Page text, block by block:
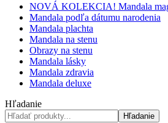
NOVÁ KOLEKCIA! Mandala
Mandala podľa dátumu narodenia
Mandala plachta
Mandala na stenu
Obrazy na stenu
Mandala lásky
Mandala zdravia
Mandala deluxe
Hľadanie
Hľadanie